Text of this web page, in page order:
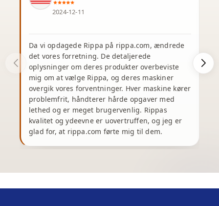
2024-12-11
Da vi opdagede Rippa på rippa.com, ændrede
det vores forretning. De detaljerede
oplysninger om deres produkter overbeviste
mig om at vælge Rippa, og deres maskiner
overgik vores forventninger. Hver maskine kører
problemfrit, håndterer hårde opgaver med
lethed og er meget brugervenlig. Rippas
kvalitet og ydeevne er uovertruffen, og jeg er
glad for, at rippa.com førte mig til dem.